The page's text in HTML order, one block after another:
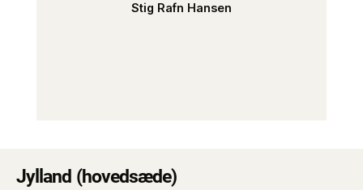
Stig Rafn Hansen
Jylland (hovedsæde)